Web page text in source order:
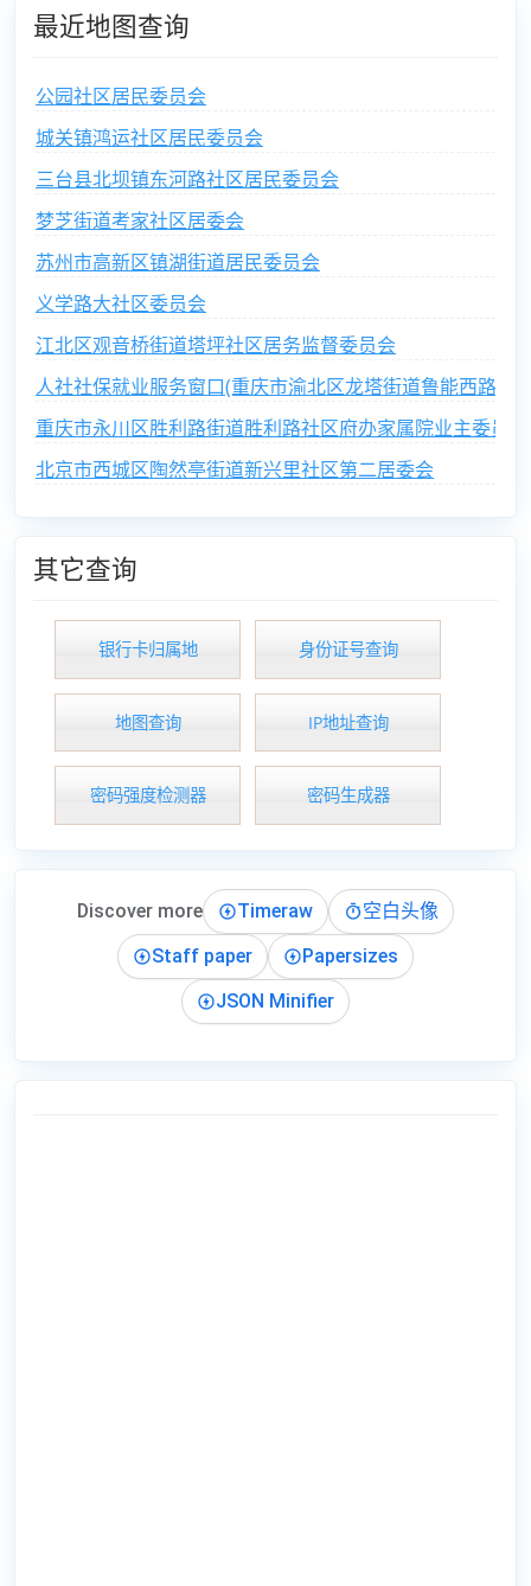
最近地图查询
公园社区居民委员会
城关镇鸿运社区居民委员会
三台县北坝镇东河路社区居民委员会
梦芝街道考家社区居委会
苏州市高新区镇湖街道居民委员会
义学路大社区委员会
江北区观音桥街道塔坪社区居务监督委员会
人社社保就业服务窗口(重庆市渝北区龙塔街道鲁能西路社
重庆市永川区胜利路街道胜利路社区府办家属院业主委员会
北京市西城区陶然亭街道新兴里社区第二居委会
其它查询
银行卡归属地 身份证号查询
地图查询 IP地址查询
密码强度检测器 密码生成器
Discover more Timeraw
空白头像
Staff paper
Papersizes
JSON Minifier